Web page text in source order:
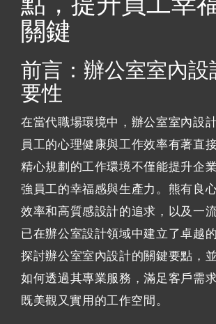
關鍵
前言：辦公室室內設
要性
在當代職場環境中，辦公室室內設
員工的心理健康與工作效率有著直
精心規劃的工作環境不僅能提升企
強員工的幸福感與生產力。熊有良
效率和高質感設計的追求，以及一
已在辦公室設計領域中建立了卓越
探討辦公室室內設計的關鍵要點，
如何透過其專業服務，滿足客戶需
既美觀又實用的工作空間。